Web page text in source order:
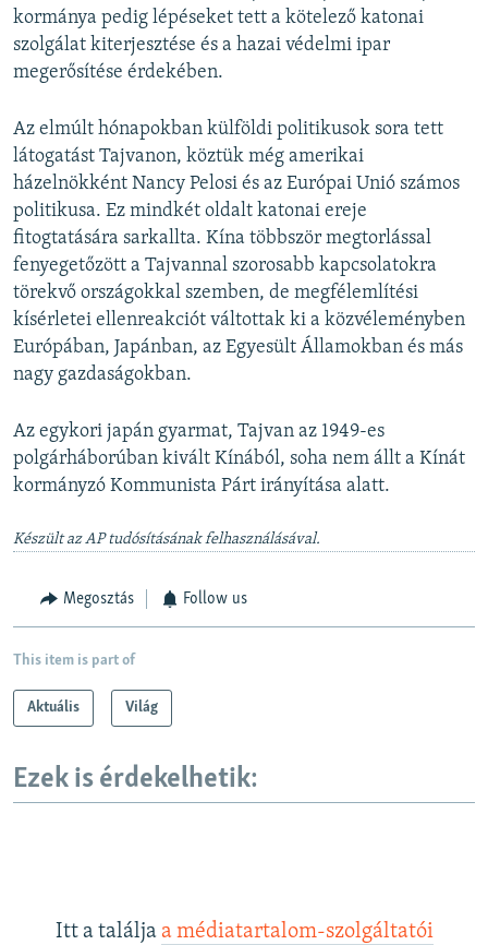
kormánya pedig lépéseket tett a kötelező katonai
szolgálat kiterjesztése és a hazai védelmi ipar
megerősítése érdekében.
Az elmúlt hónapokban külföldi politikusok sora tett
látogatást Tajvanon, köztük még amerikai
házelnökként Nancy Pelosi és az Európai Unió számos
politikusa. Ez mindkét oldalt katonai ereje
fitogtatására sarkallta. Kína többször megtorlással
fenyegetőzött a Tajvannal szorosabb kapcsolatokra
törekvő országokkal szemben, de megfélemlítési
kísérletei ellenreakciót váltottak ki a közvéleményben
Európában, Japánban, az Egyesült Államokban és más
nagy gazdaságokban.
Az egykori japán gyarmat, Tajvan az 1949-es
polgárháborúban kivált Kínából, soha nem állt a Kínát
kormányzó Kommunista Párt irányítása alatt.
Készült az AP tudósításának felhasználásával.
Megosztás Follow us
This item is part of
Aktuális Világ
Ezek is érdekelhetik:
Itt a találja a médiatartalom-szolgáltatói